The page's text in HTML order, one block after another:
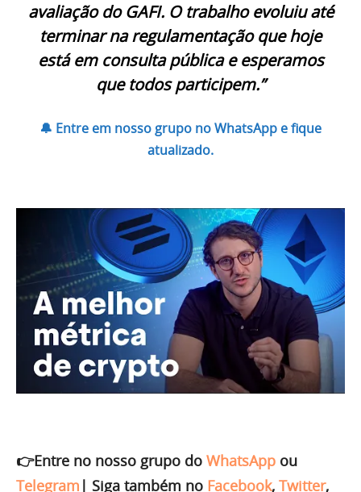
avaliação do GAFI. O trabalho evoluiu até
terminar na regulamentação que hoje
está em consulta pública e esperamos
que todos participem.”
🔔 Entre em nosso grupo no WhatsApp e fique
atualizado.
👉Entre no nosso grupo do WhatsApp ou
Telegram | Siga também no Facebook, Twitter,